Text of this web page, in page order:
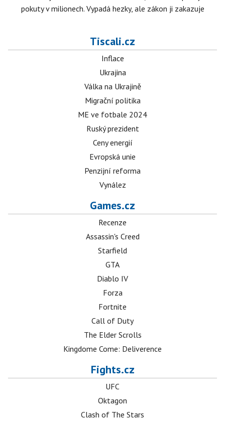
pokuty v milionech. Vypadá hezky, ale zákon ji zakazuje
Tiscali.cz
Inflace
Ukrajina
Válka na Ukrajině
Migrační politika
ME ve fotbale 2024
Ruský prezident
Ceny energií
Evropská unie
Penzijní reforma
Vynález
Games.cz
Recenze
Assassin's Creed
Starfield
GTA
Diablo IV
Forza
Fortnite
Call of Duty
The Elder Scrolls
Kingdome Come: Deliverence
Fights.cz
UFC
Oktagon
Clash of The Stars